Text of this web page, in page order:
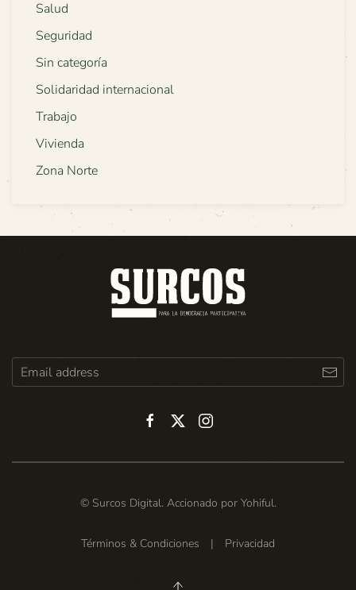
Salud
Seguridad
Sin categoría
Solidaridad internacional
Trabajo
Vivienda
Zona Norte
© Surcos Digital. Accionado por Yohiful.
Términos & Condiciones | Privacidad